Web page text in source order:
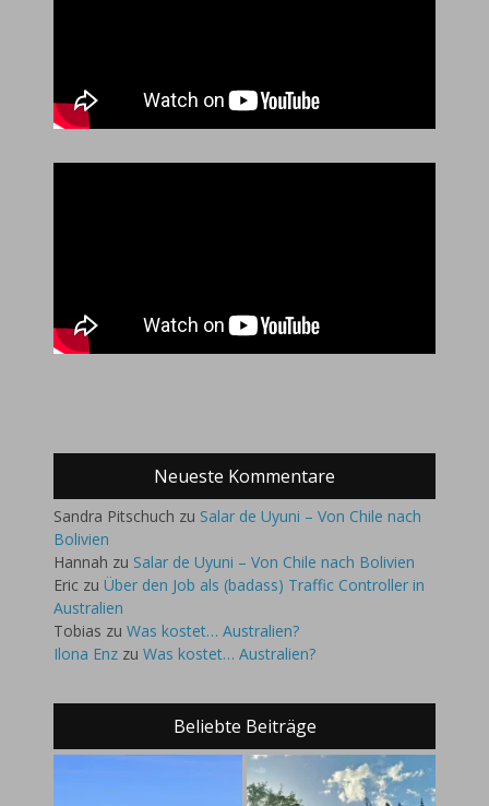
Neueste Kommentare
Sandra Pitschuch zu Salar de Uyuni – Von Chile nach
Bolivien
Hannah zu Salar de Uyuni – Von Chile nach Bolivien
Eric zu Über den Job als (badass) Traffic Controller in
Australien
Tobias zu Was kostet… Australien?
Ilona Enz zu Was kostet… Australien?
Beliebte Beiträge